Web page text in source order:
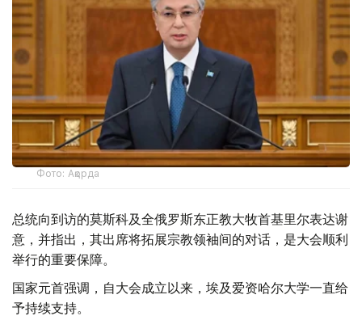
Фото: Ақорда
总统向到访的莫斯科及全俄罗斯东正教大牧首基里尔表达谢
意，并指出，其出席将拓展宗教领袖间的对话，是大会顺利
举行的重要保障。
国家元首强调，自大会成立以来，埃及爱资哈尔大学一直给
予持续支持。